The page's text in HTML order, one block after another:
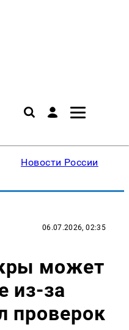
Новости России
06.07.2026, 02:35
может
из-за
проверок